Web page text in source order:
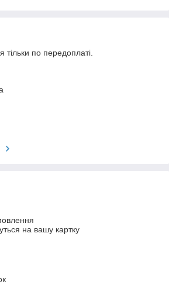
тільки по передоплаті.
на вашу картку